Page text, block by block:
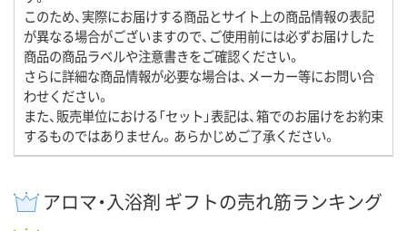
このため、実際にお届けする商品とサイト上の商品情報の表記
が異なる場合がございますので、ご使用前には必ずお届けした
商品の商品ラベルや注意書きをご確認ください。
さらに詳細な商品情報が必要な場合は、メーカー等にお問い合
わせください。
また、販売単位における「セット」表記は、箱でのお届けをお約束
するものではありません。あらかじめご了承ください。
アロマ・入浴剤 ギフトの売れ筋ランキング